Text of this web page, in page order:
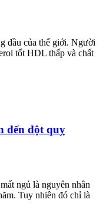
đầu của thế giới. Người
tốt HDL thấp và chất
đến đột quỵ
ngủ là nguyên nhân
Tuy nhiên đó chỉ là